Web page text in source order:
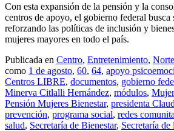
Con esta expansión de la pensión y la
centros de apoyo, el gobierno federal busca
reforzando las políticas de inclusión y
mujeres mayores en todo el país.
Publicada en Centro, Entretenimiento, Norte
como 1 de agosto, 60, 64, apoyo
Centros LIBRE, documentos, gobierno
Minerva Citlalli Hernández, módulos,
Pensión Mujeres Bienestar, presidenta
prevención, programa social, redes
salud, Secretaría de Bienestar, Secretaría